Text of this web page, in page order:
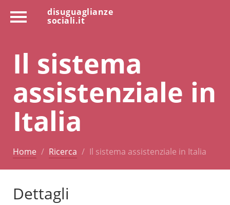
disuguaglianze
sociali.it
Il sistema
assistenziale in
Italia
Home Ricerca Il sistema assistenziale in Italia
Dettagli